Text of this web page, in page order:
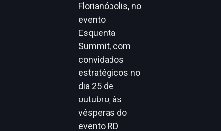
Florianópolis, no
evento
Esquenta
Summit, com
convidados
estratégicos no
dia 25 de
outubro, às
vésperas do
evento RD